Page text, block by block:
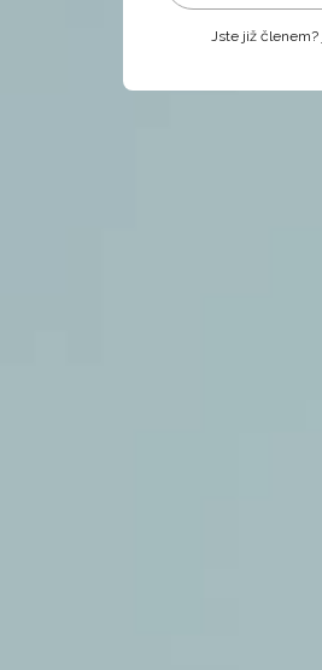
Jste již členem?